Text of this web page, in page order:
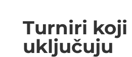
Turniri koji
uključuju